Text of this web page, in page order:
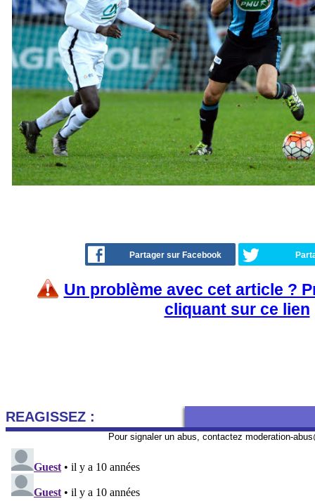
Partager sur Facebook
Un problème avec cet article ?
cliquant sur ce lien
REAGISSEZ :
Pour signaler un abus, contactez moderation-